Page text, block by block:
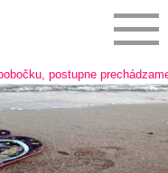
postupne prechádzame